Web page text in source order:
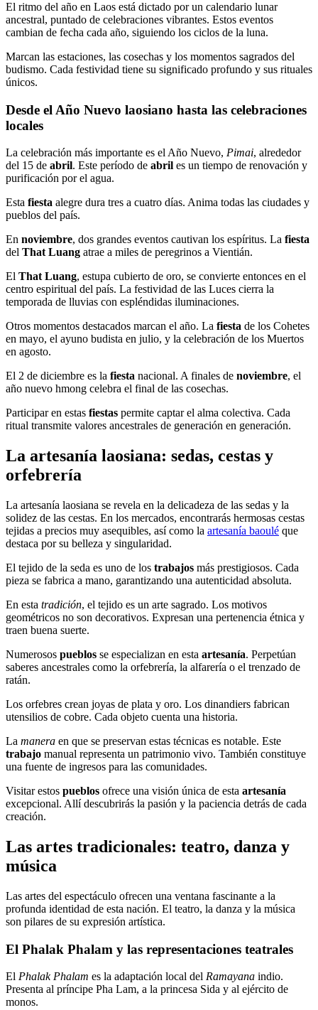
El ritmo del año en Laos está dictado por un calendario lunar
ancestral, puntado de celebraciones vibrantes. Estos eventos
cambian de fecha cada año, siguiendo los ciclos de la luna.
Marcan las estaciones, las cosechas y los momentos sagrados del
budismo. Cada festividad tiene su significado profundo y sus rituales
únicos.
Desde el Año Nuevo laosiano hasta las celebraciones
locales
La celebración más importante es el Año Nuevo, Pimai, alrededor
del 15 de abril. Este período de abril es un tiempo de renovación y
purificación por el agua.
Esta fiesta alegre dura tres a cuatro días. Anima todas las ciudades y
pueblos del país.
En noviembre, dos grandes eventos cautivan los espíritus. La fiesta
del That Luang atrae a miles de peregrinos a Vientián.
El That Luang, estupa cubierto de oro, se convierte entonces en el
centro espiritual del país. La festividad de las Luces cierra la
temporada de lluvias con espléndidas iluminaciones.
Otros momentos destacados marcan el año. La fiesta de los Cohetes
en mayo, el ayuno budista en julio, y la celebración de los Muertos
en agosto.
El 2 de diciembre es la fiesta nacional. A finales de noviembre, el
año nuevo hmong celebra el final de las cosechas.
Participar en estas fiestas permite captar el alma colectiva. Cada
ritual transmite valores ancestrales de generación en generación.
La artesanía laosiana: sedas, cestas y
orfebrería
La artesanía laosiana se revela en la delicadeza de las sedas y la
solidez de las cestas. En los mercados, encontrarás hermosas cestas
tejidas a precios muy asequibles, así como la artesanía baoulé que
destaca por su belleza y singularidad.
El tejido de la seda es uno de los trabajos más prestigiosos. Cada
pieza se fabrica a mano, garantizando una autenticidad absoluta.
En esta tradición, el tejido es un arte sagrado. Los motivos
geométricos no son decorativos. Expresan una pertenencia étnica y
traen buena suerte.
Numerosos pueblos se especializan en esta artesanía. Perpetúan
saberes ancestrales como la orfebrería, la alfarería o el trenzado de
ratán.
Los orfebres crean joyas de plata y oro. Los dinandiers fabrican
utensilios de cobre. Cada objeto cuenta una historia.
La manera en que se preservan estas técnicas es notable. Este
trabajo manual representa un patrimonio vivo. También constituye
una fuente de ingresos para las comunidades.
Visitar estos pueblos ofrece una visión única de esta artesanía
excepcional. Allí descubrirás la pasión y la paciencia detrás de cada
creación.
Las artes tradicionales: teatro, danza y
música
Las artes del espectáculo ofrecen una ventana fascinante a la
profunda identidad de esta nación. El teatro, la danza y la música
son pilares de su expresión artística.
El Phalak Phalam y las representaciones teatrales
El Phalak Phalam es la adaptación local del Ramayana indio.
Presenta al príncipe Pha Lam, a la princesa Sida y al ejército de
monos.